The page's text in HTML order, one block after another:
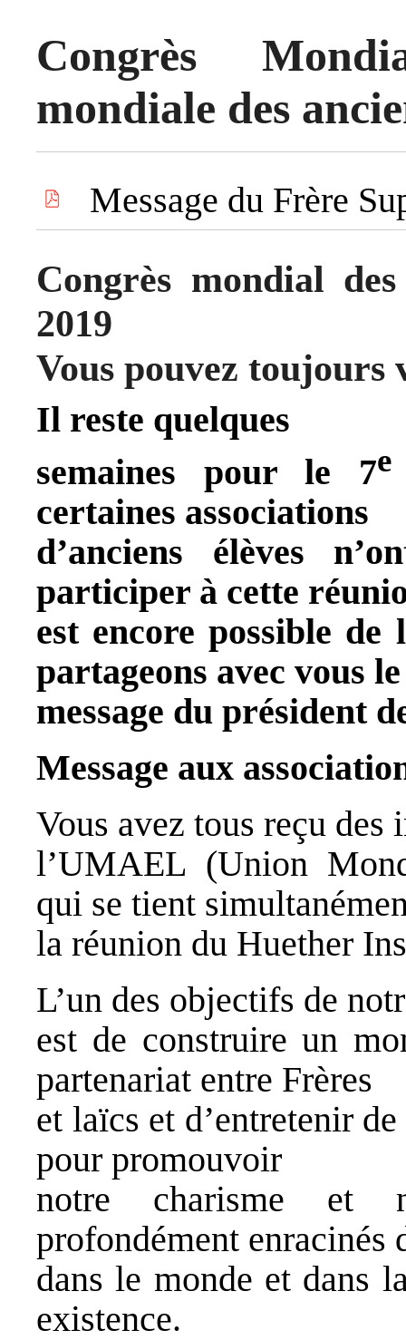
Congrès
mondiale des
Message du Frère
Congrès mondial
2019
Vous pouvez toujours
Il reste quelques
semaines pour le 7e
certaines associations
d’anciens élèves
participer à cette
est encore possible
partageons avec vous le
message du président
Message aux
Vous avez tous reçu
l’UMAEL (Union
qui se tient
la réunion du Huether
L’un des objectifs de
est de construire un
partenariat entre Frères
et laïcs et d’entretenir
pour promouvoir
notre charisme et
profondément enracinés
dans le monde et dans
existence.